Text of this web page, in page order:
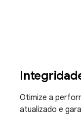
Otimize a
atualizado e